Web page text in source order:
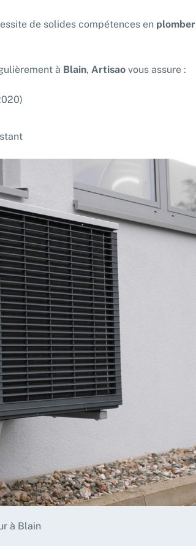
de solides compétences en
à Blain, Artisao vous assure :
à Blain